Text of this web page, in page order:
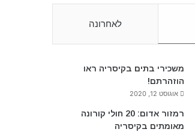
לאחרונה
משכירי בתים בקיסריה ראו
הוזהרתם!
אוגוסט 12, 2020
רמזור אדום: 20 חולי קורונה
מאומתים בקיסריה